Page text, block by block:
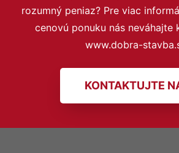
rozumný peniaz? Pre viac
cenovú ponuku nás neváhajte
www.dobra-
KONTAKTUJTE